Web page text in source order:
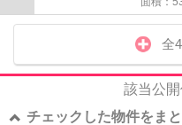
全
該当公
チェックした物件をま